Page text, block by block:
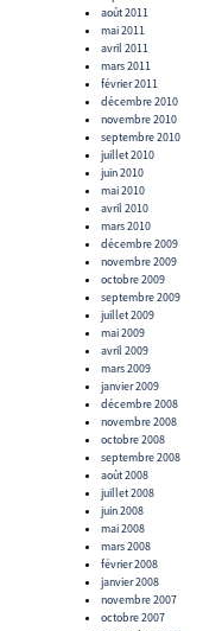
août 2011
mai 2011
avril 2011
mars 2011
février 2011
décembre 2010
novembre 2010
septembre 2010
juillet 2010
juin 2010
mai 2010
avril 2010
mars 2010
décembre 2009
novembre 2009
octobre 2009
septembre 2009
juillet 2009
mai 2009
avril 2009
mars 2009
janvier 2009
décembre 2008
novembre 2008
octobre 2008
septembre 2008
août 2008
juillet 2008
juin 2008
mai 2008
mars 2008
février 2008
janvier 2008
novembre 2007
octobre 2007